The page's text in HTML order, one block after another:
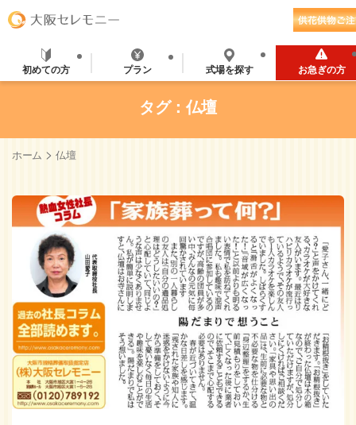
初めての方 プラン 式場を探す お急ぎの方
タグ：仏壇
ホーム >仏壇